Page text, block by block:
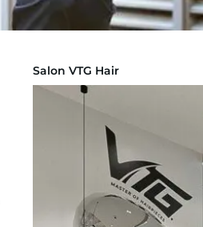
Salon VTG Hair